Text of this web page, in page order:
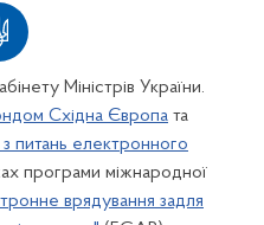
Міністрів України.
Східна Європа та
питань електронного
програми міжнародної
врядування задля